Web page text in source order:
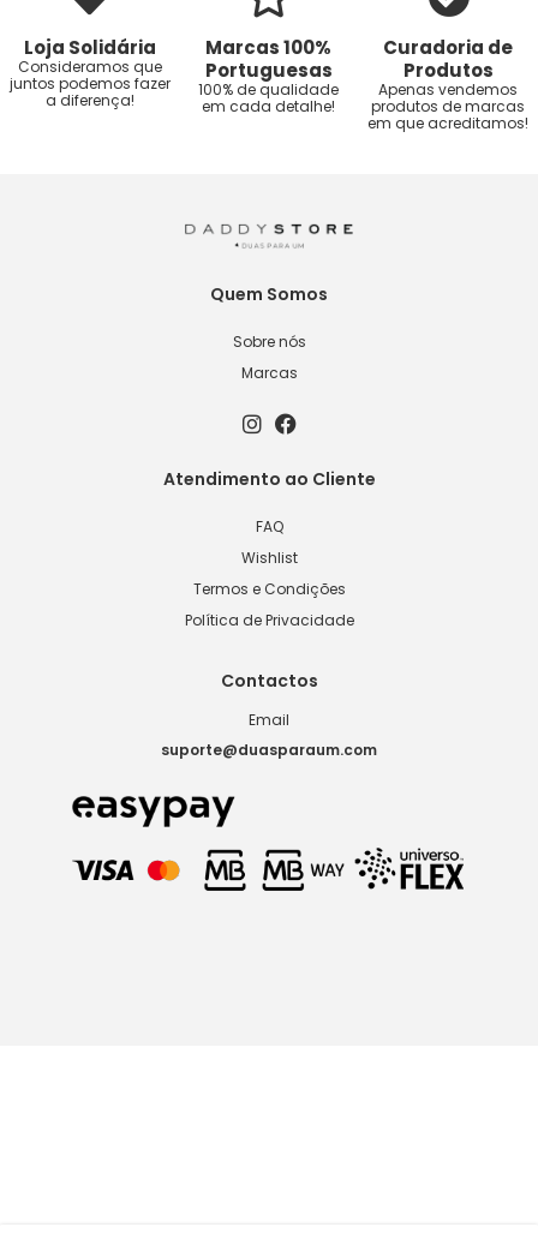
Loja Solidária
Consideramos que
juntos podemos fazer
a diferença!
Marcas 100%
Portuguesas
100% de qualidade
em cada detalhe!
Curadoria de
Produtos
Apenas vendemos
produtos de marcas
em que acreditamos!
Quem Somos
Sobre nós
Marcas
Atendimento ao Cliente
FAQ
Wishlist
Termos e Condições
Política de Privacidade
Contactos
Email
suporte@duasparaum.com